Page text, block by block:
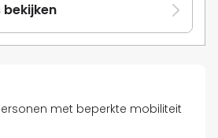
met beperkte mobiliteit